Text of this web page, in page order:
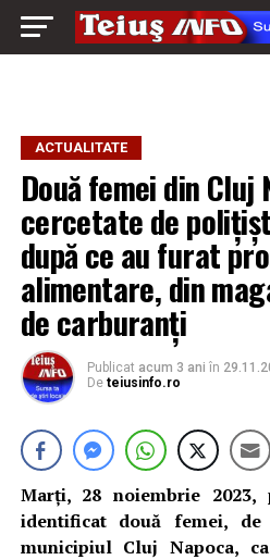
ACTUALITATE
Două femei din Cluj
cercetate de
după ce au furat
alimentare, din
de carburanți
Publicat acum 3 ani în
De teiusinfo.ro
Marți, 28 noiembrie
identificat două femei,
municipiul Cluj Napoca,